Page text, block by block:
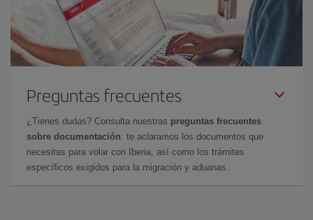
Preguntas frecuentes
¿Tienes dudas? Consulta nuestras preguntas frecuentes
sobre documentación: te aclaramos los documentos que
necesitas para volar con Iberia, así como los trámites
específicos exigidos para la migración y aduanas.